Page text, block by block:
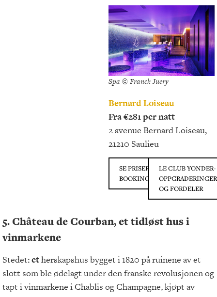
Spa © Franck Juery
Bernard Loiseau
Fra €281 per natt
2 avenue Bernard Loiseau,
21210 Saulieu
SE PRISER PÅ
BOOKING.COM
LE CLUB YONDER-
OPPGRADERINGER
OG FORDELER
5. Château de Courban, et tidløst hus i
vinmarkene
Stedet: etherskapshus bygget i 1820 på ruinene av et
slott som ble ødelagt under den franske revolusjonen og
tapt i vinmarkene i Chablis og Champagne, kjøpt av